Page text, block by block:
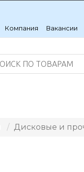
Компания Вакансии
Дисковые и